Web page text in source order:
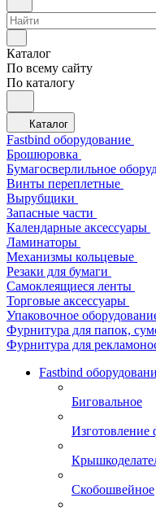
Каталог
По всему сайту
По каталогу
Каталог
Fastbind оборудование
Брошюровка
Бумагосверлильное
Винты переплетные
Вырубщики
Запасные части
Календарные аксессуары
Ламинаторы
Механизмы кольцевые
Резаки для бумаги
Самоклеящиеся ленты
Торговые аксессуары
Упаковочное
Фурнитура для папок,
Фурнитура для
Fastbind
Биговальное
Изготовление
Скобошвейное